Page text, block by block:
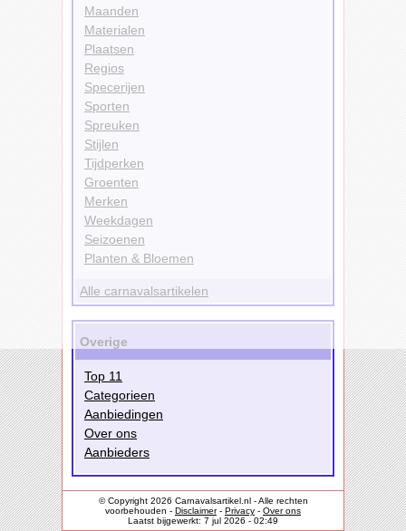
Maanden
Materialen
Plaatsen
Regios
Specerijen
Sporten
Spreuken
Stijlen
Tijdperken
Groenten
Merken
Weekdagen
Seizoenen
Planten & Bloemen
Alle carnavalsartikelen
Overige
Top 11
Categorieen
Aanbiedingen
Over ons
Aanbieders
© Copyright 2026 Carnavalsartikel.nl - Alle rechten
voorbehouden - Disclaimer- Privacy - Over ons
Laatst bijgewerkt: 7 jul 2026 - 02:49